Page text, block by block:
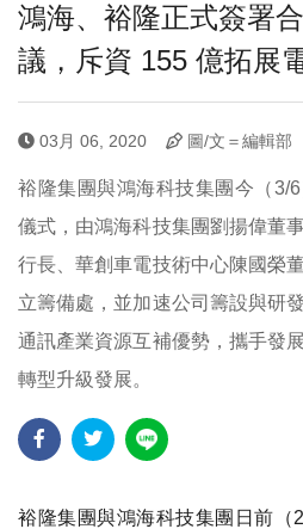
鴻海、裕隆正式簽署
議，斥資 155 億拓展
03月 06, 2020 圖/文＝編輯部
裕隆集團與鴻海科技集團今（3/
儀式，由鴻海科技集團劉揚偉董
行長、華創車電技術中心陳國榮
立籌備處，並加速公司籌設與研
通訊產業資源互補優勢，攜手發
轉型升級發展。
裕隆集團與鴻海科技集團日前（